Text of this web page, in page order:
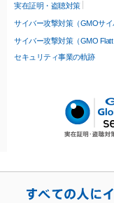
実在証明・盗聴対策
サイバー攻撃対策（GMOサイ
サイバー攻撃対策（GMO Flatt
セキュリティ事業の軌跡